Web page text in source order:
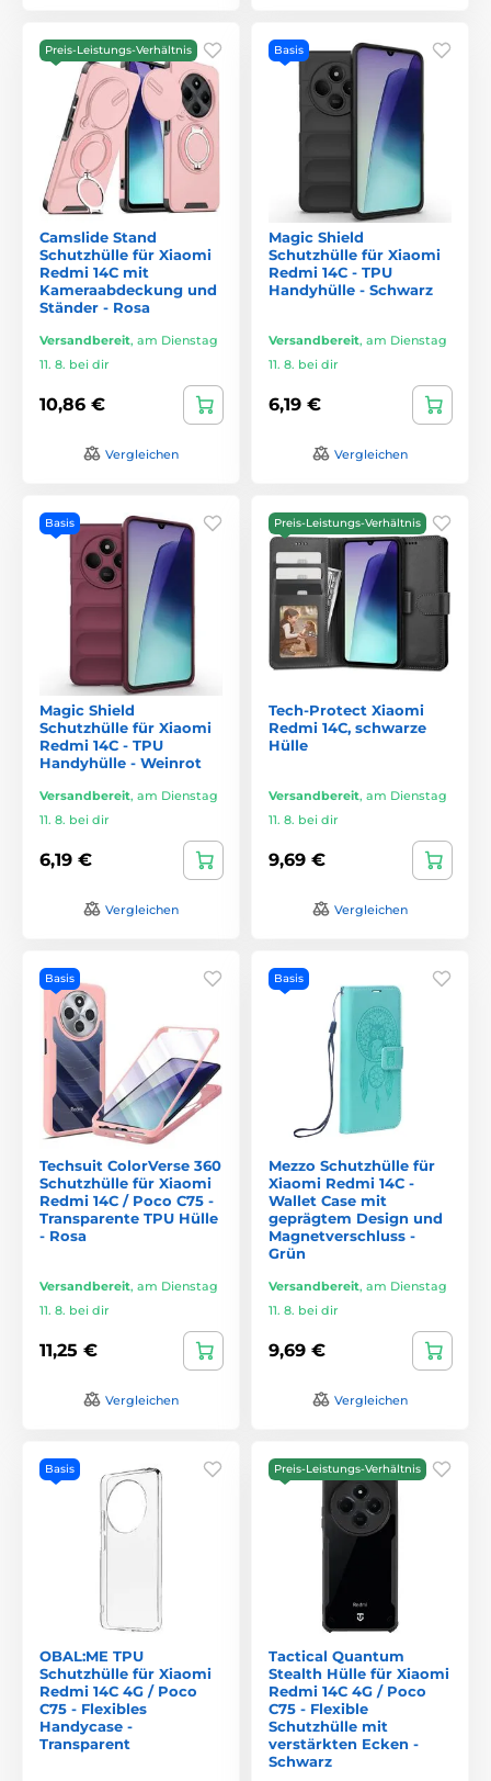
Preis-Leistungs-Verhältnis
Camslide Stand
Schutzhülle für Xiaomi
Redmi 14C mit
Kameraabdeckung und
Ständer - Rosa
Versandbereit, am Dienstag
11. 8. bei dir
10,86 €
Vergleichen
Basis
Magic Shield
Schutzhülle für Xiaomi
Redmi 14C - TPU
Handyhülle - Schwarz
Versandbereit, am Dienstag
11. 8. bei dir
6,19 €
Vergleichen
Basis
Magic Shield
Schutzhülle für Xiaomi
Redmi 14C - TPU
Handyhülle - Weinrot
Versandbereit, am Dienstag
11. 8. bei dir
6,19 €
Vergleichen
Preis-Leistungs-Verhältnis
Tech-Protect Xiaomi
Redmi 14C, schwarze
Hülle
Versandbereit, am Dienstag
11. 8. bei dir
9,69 €
Vergleichen
Basis
Techsuit ColorVerse 360
Schutzhülle für Xiaomi
Redmi 14C / Poco C75 -
Transparente TPU Hülle
- Rosa
Versandbereit, am Dienstag
11. 8. bei dir
11,25 €
Vergleichen
Basis
Mezzo Schutzhülle für
Xiaomi Redmi 14C -
Wallet Case mit
geprägtem Design und
Magnetverschluss -
Grün
Versandbereit, am Dienstag
11. 8. bei dir
9,69 €
Vergleichen
Basis
OBAL:ME TPU
Schutzhülle für Xiaomi
Redmi 14C 4G / Poco
C75 - Flexibles
Handycase -
Transparent
Preis-Leistungs-Verhältnis
Tactical Quantum
Stealth Hülle für Xiaomi
Redmi 14C 4G / Poco
C75 - Flexible
Schutzhülle mit
verstärkten Ecken -
Schwarz